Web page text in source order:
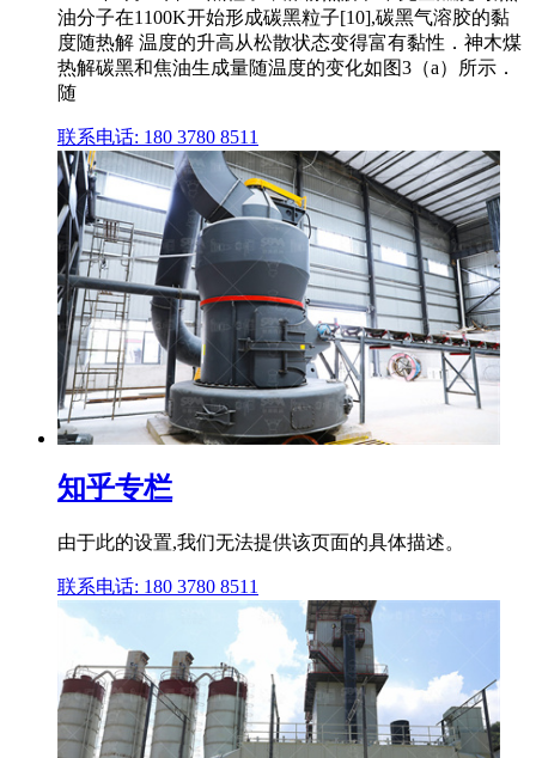
油分子在1100K开始形成碳黑粒子[10],碳黑气溶胶的黏
度随热解 温度的升高从松散状态变得富有黏性．神木煤
热解碳黑和焦油生成量随温度的变化如图3（a）所示．
随
联系电话: 180 3780 8511
知乎专栏
由于此的设置,我们无法提供该页面的具体描述。
联系电话: 180 3780 8511